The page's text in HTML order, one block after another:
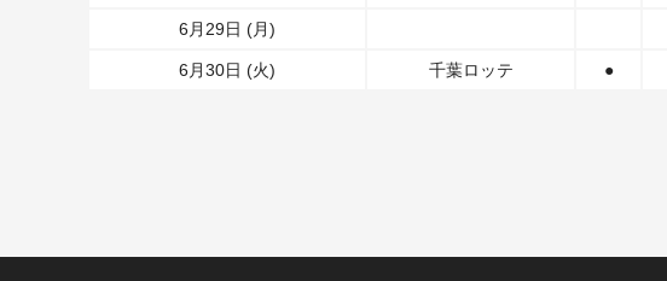
6月29日 (月)
6月30日 (火) 千葉ロッテ ●